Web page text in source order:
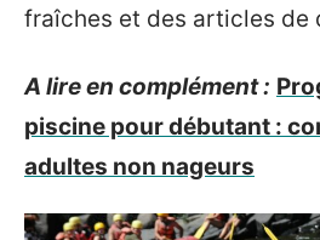
fraîches et des articles de
A lire en complément :
piscine pour débutant :
adultes non nageurs